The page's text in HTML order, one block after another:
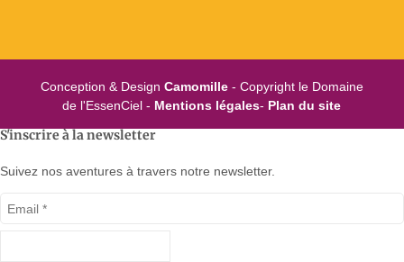
Conception & Design Camomille- Copyright le Domaine
de l'EssenCiel - Mentions légales- Plan du site
S'inscrire à la newsletter
Suivez nos aventures à travers notre newsletter.